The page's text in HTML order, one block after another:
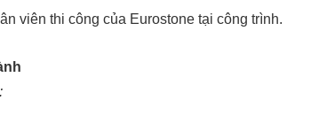
viên thi công của Eurostone tại công trình.